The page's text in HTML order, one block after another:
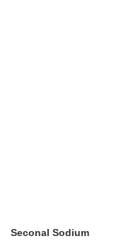
Seconal Sodium